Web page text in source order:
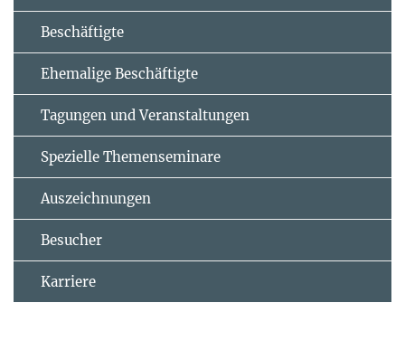
Beschäftigte
Ehemalige Beschäftigte
Tagungen und Veranstaltungen
Spezielle Themenseminare
Auszeichnungen
Besucher
Karriere